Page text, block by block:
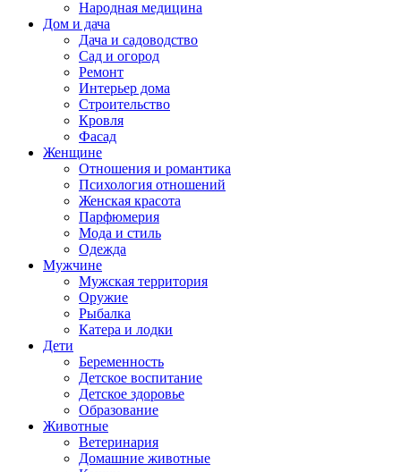
Народная медицина
Дом и дача
Дача и садоводство
Сад и огород
Ремонт
Интерьер дома
Строительство
Кровля
Фасад
Женщине
Отношения и романтика
Психология отношений
Женская красота
Парфюмерия
Мода и стиль
Одежда
Мужчине
Мужская территория
Оружие
Рыбалка
Катера и лодки
Дети
Беременность
Детское воспитание
Детское здоровье
Образование
Животные
Ветеринария
Домашние животные